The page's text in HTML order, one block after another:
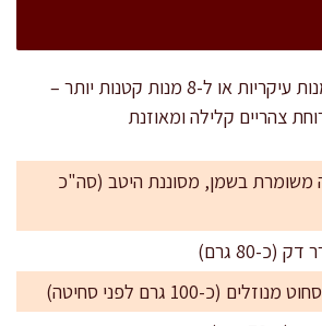
המתכון מתאים ל-4 מנות עיקריות או ל-8 מנות קטנות יותר –
צהריים קלילה ומאוזנת
משומרת בשמן, מסוננת היטב (סה"כ